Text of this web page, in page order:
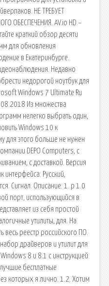
НЕ ТРЕБУЕТ
ОБЕСПЕЧЕНИЯ. AV.io HD –
краткий обзор десяти
для обновления
в Екатеринбурге.
Недавно
недорогой ноутбук для
Windows 7 Ultimate Ru
Из множества
нелегко выбрать один,
Windows 10 к
для этого больше не нужен
DEPO Computers, с
с доставкой. Версия
Русский,
Сигнал. Описание. 1. p 1.0
порт, использующийся в
из себя простой
утилиты, для. На
весь реестр российского ПО.
драйверов и утилит для
8 и 8.1 с инструкцией
бесплатные
которых я лично. 1.2. Хотим